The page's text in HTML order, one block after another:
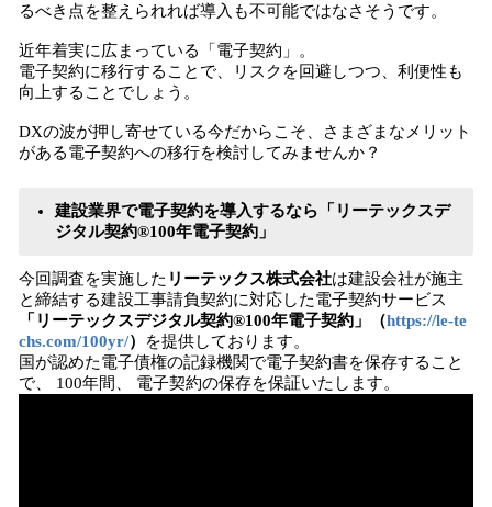
るべき点を整えられれば導入も不可能ではなさそうです。
近年着実に広まっている「電子契約」。
電子契約に移行することで、リスクを回避しつつ、利便性も
向上することでしょう。
DXの波が押し寄せている今だからこそ、さまざまなメリット
がある電子契約への移行を検討してみませんか？
建設業界で電子契約を導入するなら「リーテックスデ
ジタル契約®100年電子契約」
今回調査を実施した リーテックス株式会社は建設会社が施主
と締結する建設工事請負契約に対応した電子契約サービス
「リーテックスデジタル契約®100年電子契約」（https://le-te
chs.com/100yr/）
を提供しております。
国が認めた電子債権の記録機関で電子契約書を保存すること
で、 100年間、 電子契約の保存を保証いたします。